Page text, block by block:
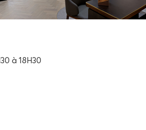
à 18H30